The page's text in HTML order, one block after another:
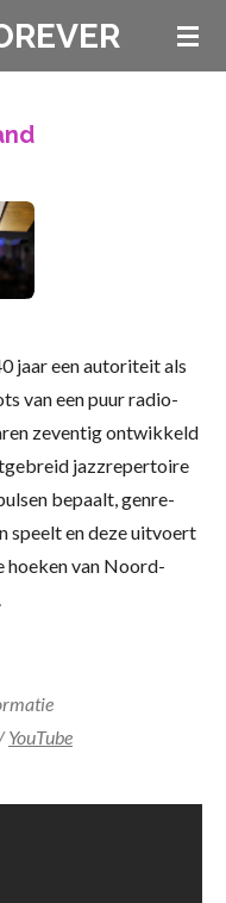
jaar een autoriteit als
van een puur radio-
zeventig ontwikkeld
jazzrepertoire
bepaalt, genre-
speelt en deze uitvoert
hoeken van Noord-
YouTube